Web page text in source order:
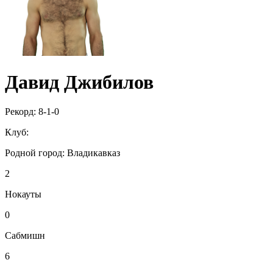
Давид Джибилов
Рекорд: 8-1-0
Клуб:
Родной город: Владикавказ
2
Нокауты
0
Сабмишн
6